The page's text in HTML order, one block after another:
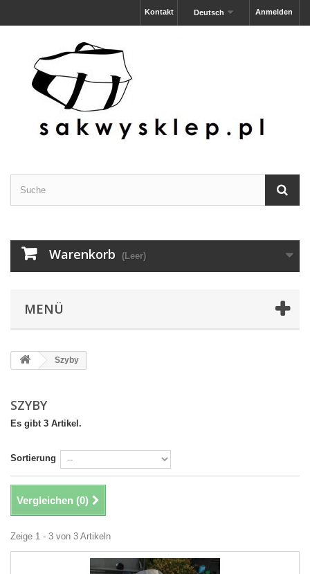
Anmelden
Deutsch
Kontakt
Warenkorb (Leer)
MENÜ
Szyby
SZYBY
Es gibt 3 Artikel.
Sortierung
Vergleichen (0)
Zeige 1 - 3 von 3 Artikeln